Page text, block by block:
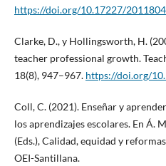
https://doi.org/10.17227/
Clarke, D., y Hollingsworth, H.
teacher professional growth.
18(8), 947–967. https://doi.org/
Coll, C. (2021). Enseñar y
los aprendizajes escolares. En Á.
(Eds.), Calidad, equidad y
OEI-Santillana.